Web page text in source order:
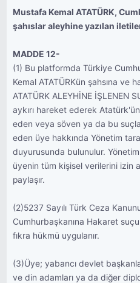
Mustafa Kemal ATATÜRK,
şahıslar aleyhine yazılan
MADDE 12-
(1) Bu platformda Türkiye
Kemal ATATÜRKün şahsına ve
ATATÜRK ALEYHİNE İŞLENEN
aykırı hareket ederek
eden veya söven ya da bu
eden üye hakkında Yönetim
duyurusunda bulunulur.
üyenin tüm kişisel verilerini izin
paylaşır.
(2)5237 Sayılı Türk Ceza
Cumhurbaşkanına Hakaret
fıkra hükmü uygulanır.
(3)Üye; yabancı devlet
ve din adamları ya da diğer